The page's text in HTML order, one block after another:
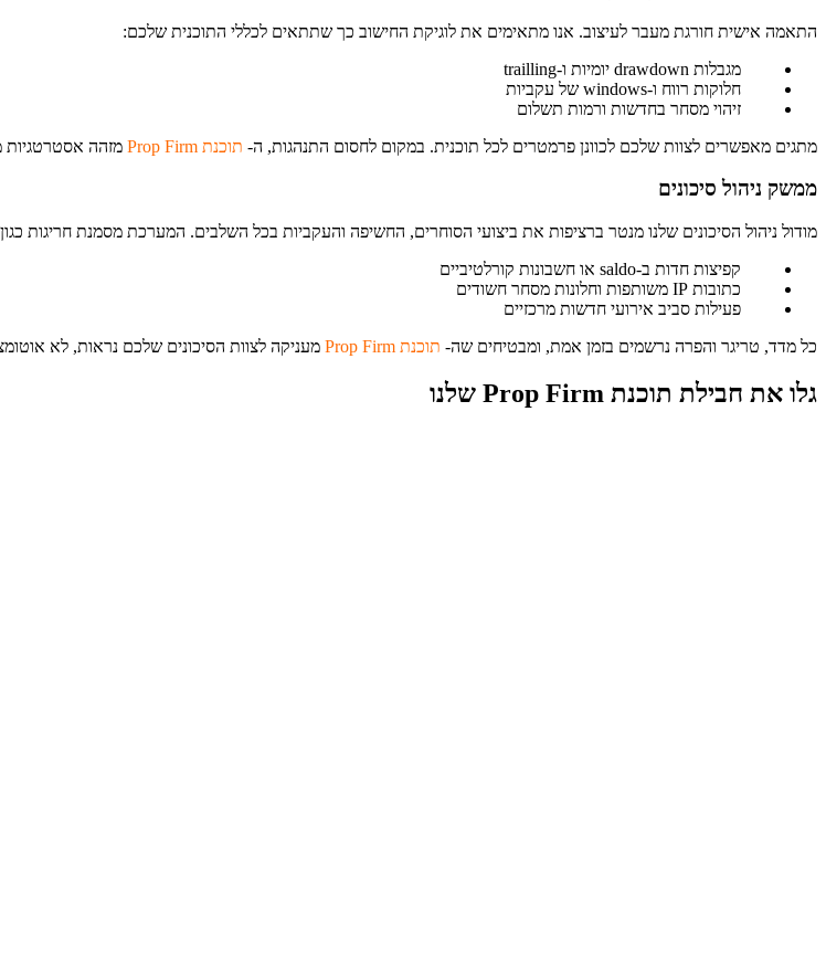
התאמה אישית חורגת מעבר לעיצוב. אנו מתאימים את לוגיקת החישוב כך שתתאים לכללי התוכנית שלכם:
מגבלות drawdown יומיות ו-trailling
חלוקות רווח ו-windows של עקביות
זיהוי מסחר בחדשות ורמות תשלום
מתגים מאפשרים לצוות שלכם לכוונן פרמטרים לכל תוכנית. במקום לחסום התנהגות, ה- תוכנת Prop Firm מזהה אסטרטגיות
ממשק ניהול סיכונים
מודול ניהול הסיכונים שלנו מנטר ברציפות את ביצועי הסוחרים, החשיפה והעקביות בכל השלבים. המערכת מסמנת חריגות
קפיצות חדות ב-saldo או חשבונות קורלטיביים
כתובות IP משותפות וחלונות מסחר חשודים
פעילות סביב אירועי חדשות מרכזיים
כל מדד, טריגר והפרה נרשמים בזמן אמת, ומבטיחים שה- תוכנת Prop Firm מעניקה לצוות הסיכונים שלכם נראות, לא
גלו את חבילת תוכנת Prop Firm שלנו